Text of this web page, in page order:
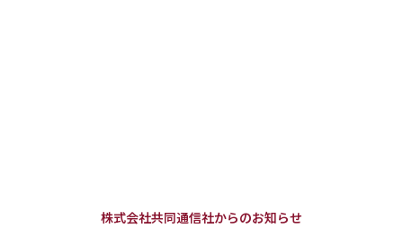
株式会社共同通信社からのお知らせ